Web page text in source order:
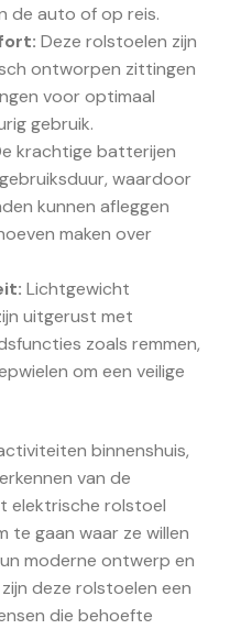
de auto of op reis.
Deze rolstoelen zijn
ontworpen zittingen
voor optimaal
gebruik.
krachtige batterijen
waardoor
kunnen afleggen
maken over
Lichtgewicht
uitgerust met
zoals remmen,
om een veilige
binnenshuis,
van de
elektrische rolstoel
te gaan waar ze willen
moderne ontwerp en
deze rolstoelen een
die behoefte